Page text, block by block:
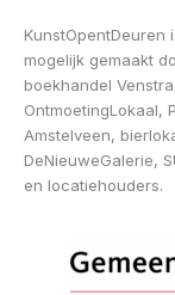
KunstOpentDeuren
mogelijk gemaakt
boekhandel
OntmoetingLokaal,
Amstelveen,
DeNieuweGalerie,
en locatiehouders.